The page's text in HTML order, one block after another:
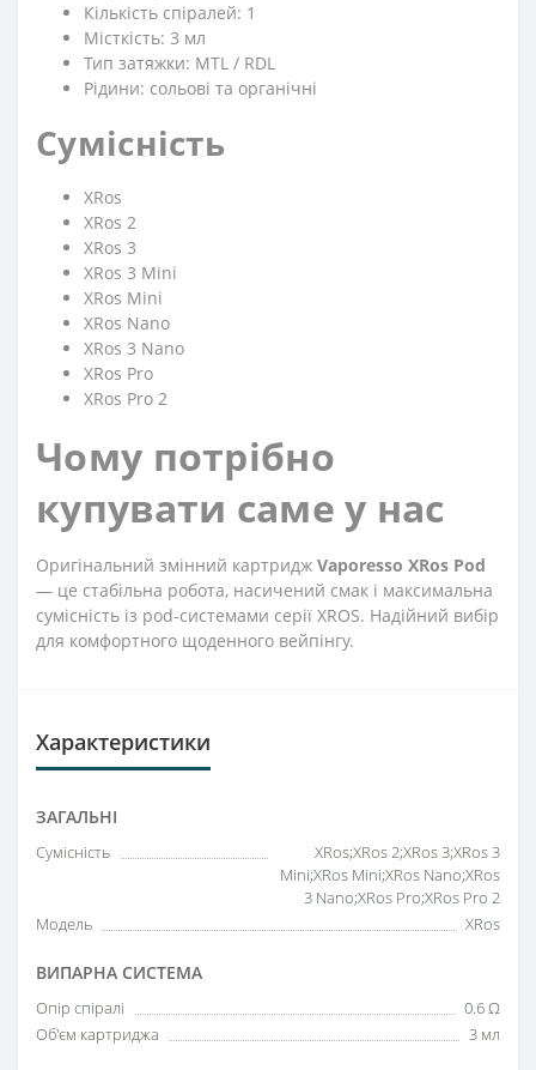
Кількість спіралей: 1
Місткість: 3 мл
Тип затяжки: MTL / RDL
Рідини: сольові та органічні
Сумісність
XRos
XRos 2
XRos 3
XRos 3 Mini
XRos Mini
XRos Nano
XRos 3 Nano
XRos Pro
XRos Pro 2
Чому потрібно
купувати саме у нас
Оригінальний змінний картридж Vaporesso XRos Pod
— це стабільна робота, насичений смак і максимальна
сумісність із pod-системами серії XROS. Надійний вибір
для комфортного щоденного вейпінгу.
Характеристики
ЗАГАЛЬНІ
Сумісність
XRos;XRos 2;XRos 3;XRos 3
Mini;XRos Mini;XRos Nano;XRos
3 Nano;XRos Pro;XRos Pro 2
Модель
XRos
ВИПАРНА СИСТЕМА
Опір спіралі
0.6 Ω
Об'єм картриджа
3 мл